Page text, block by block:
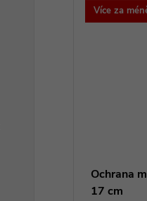
k Více za
Ochrana
17 cm